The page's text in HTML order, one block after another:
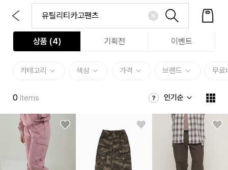
상품 (4) 기획전 이벤트
카테고리 색상 가격 브랜드 무료
0 Items 인기순